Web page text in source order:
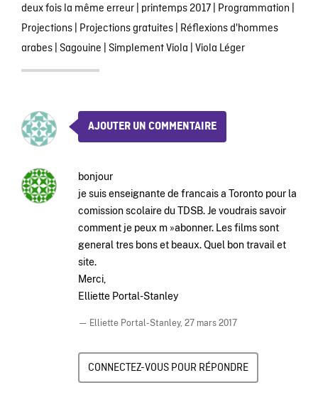
deux fois la même erreur| printemps 2017| Programmation
Projections| Projections gratuites| Réflexions d'hommes
arabes| Sagouine Simplement Viola Viola Léger
AJOUTER UN COMMENTAIRE
bonjour
je suis enseignante de francais a Toronto pour la
comission scolaire du TDSB. Je voudrais savoir
comment je peux m »abonner. Les films sont
general tres bons et beaux. Quel bon travail et
site.
Merci,
Elliette Portal-Stanley
— Elliette Portal-Stanley, 27 mars 2017
CONNECTEZ-VOUS POUR RÉPONDRE